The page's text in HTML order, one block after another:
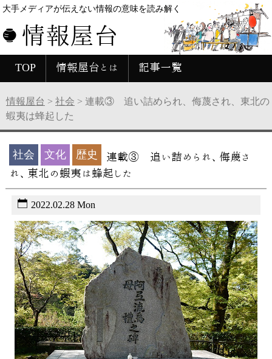
大手メディアが伝えない情報の意味を読み解く
情報屋台
TOP 情報屋台とは 記事一覧
情報屋台 > 社会 > 連載③ 追い詰められ、侮蔑され、東北の
蝦夷は蜂起した
社会 文化 歴史
連載③ 追い詰められ、侮蔑さ
れ、東北の蝦夷は蜂起した
2022.02.28 Mon